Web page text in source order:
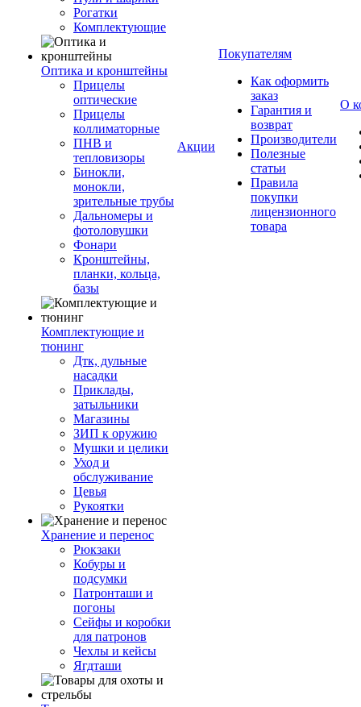
Рогатки
Комплектующие
Оптика и кронштейны
Прицелы
оптические
Прицелы
коллиматорные
ПНВ и
тепловизоры
Бинокли,
монокли,
зрительные трубы
Дальномеры и
фотоловушки
Фонари
Кронштейны,
планки, кольца,
базы
Комплектующие и
тюнинг
Дтк, дульные
насадки
Приклады,
затыльники
Магазины
ЗИП к оружию
Мушки и целики
Уход и
обслуживание
Цевья
Рукоятки
Хранение и перенос
Рюкзаки
Кобуры и
подсумки
Патронташи и
погоны
Сейфы и коробки
для патронов
Чехлы и кейсы
Ягдташи
Акции
Покупателям
Как оформить
заказ
Гарантия и
возврат
Производители
Полезные
статьи
Правила
покупки
лицензионного
товара
О